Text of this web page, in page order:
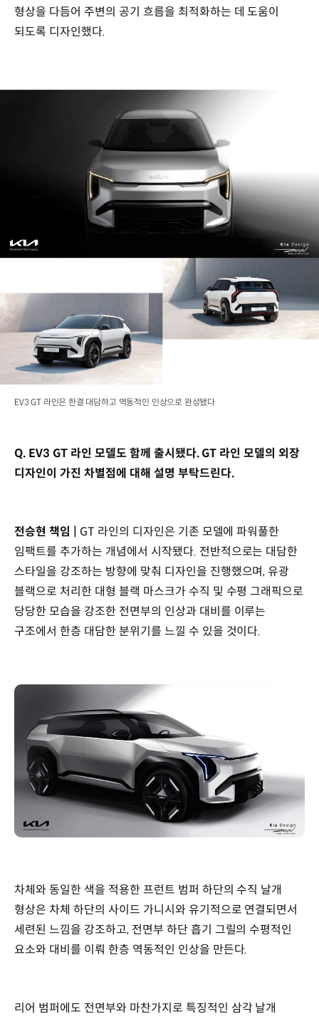
형상을 다듬어 주변의 공기 흐름을 최적화하는 데 도움이
되도록 디자인했다.
EV3 GT 라인은 한결 대담하고 역동적인 인상으로 완성됐다
Q. EV3 GT 라인 모델도 함께 출시됐다. GT 라인 모델의 외장
디자인이 가진 차별점에 대해 설명 부탁드린다.
전승현 책임 | GT 라인의 디자인은 기존 모델에 파워풀한
임팩트를 추가하는 개념에서 시작됐다. 전반적으로는 대담한
스타일을 강조하는 방향에 맞춰 디자인을 진행했으며, 유광
블랙으로 처리한 대형 블랙 마스크가 수직 및 수평 그래픽으로
당당한 모습을 강조한 전면부의 인상과 대비를 이루는
구조에서 한층 대담한 분위기를 느낄 수 있을 것이다.
차체와 동일한 색을 적용한 프런트 범퍼 하단의 수직 날개
형상은 차체 하단의 사이드 가니시와 유기적으로 연결되면서
세련된 느낌을 강조하고, 전면부 하단 흡기 그릴의 수평적인
요소와 대비를 이뤄 한층 역동적인 인상을 만든다.
리어 범퍼에도 전면부와 마찬가지로 특징적인 삼각 날개